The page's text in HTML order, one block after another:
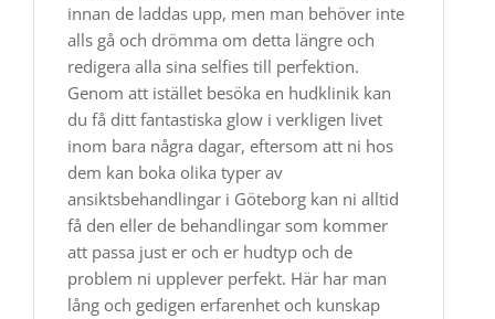
innan de laddas upp, men man behöver inte
alls gå och drömma om detta längre och
redigera alla sina selfies till perfektion.
Genom att istället besöka en hudklinik kan
du få ditt fantastiska glow i verkligen livet
inom bara några dagar, eftersom att ni hos
dem kan boka olika typer av
ansiktsbehandlingar i Göteborg kan ni alltid
få den eller de behandlingar som kommer
att passa just er och er hudtyp och de
problem ni upplever perfekt. Här har man
lång och gedigen erfarenhet och kunskap